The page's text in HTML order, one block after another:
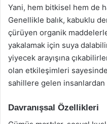
Yani, hem bitkisel hem de
Genellikle balık, kabuklu
çürüyen organik
yakalamak için suya
yiyecek arayışına
olan etkileşimleri
sahillere gelen insanlardan
Davranışsal Özellikleri